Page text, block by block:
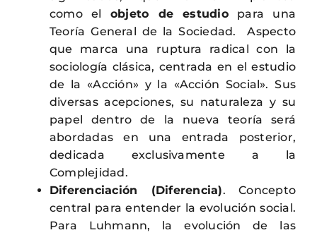
como el objeto de estudiopara una
Teoría General de la Sociedad. Aspecto
que marca una ruptura radical con la
sociología clásica, centrada en el estudio
de la «Acción» y la «Acción Social». Sus
diversas acepciones, su naturaleza y su
papel dentro de la nueva teoría será
abordadas en una entrada posterior,
dedicada exclusivamente a la
Complejidad.
Diferenciación (Diferencia). Concepto
central para entender la evolución social.
Para Luhmann, la evolución de las